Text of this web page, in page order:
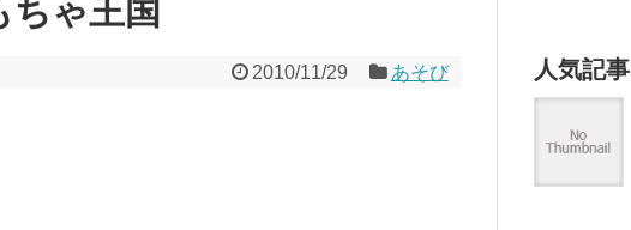
ゃ王国
2010/11/29 あそび 人気記事